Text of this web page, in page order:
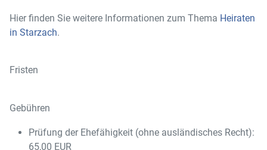
Hier finden Sie weitere Informationen zum Thema Heiraten
in Starzach.
Fristen
Gebühren
Prüfung der Ehefähigkeit (ohne ausländisches Recht):
65,00 EUR